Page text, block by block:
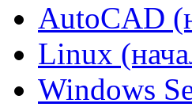
AutoCAD
Linux
Windows